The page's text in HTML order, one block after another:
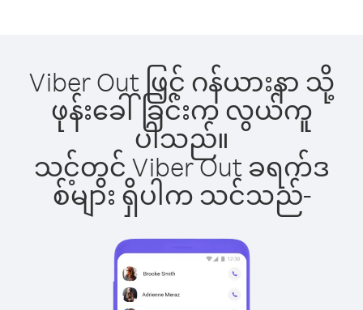
Viber Out ဖြင့် ဂန်ယားနာ သို့
ဖုန်းခေါ်ခြင်းက လွယ်ကူ
ပါသည်။
သင့်တွင် Viber Out ခရက်ဒ
စ်များ ရှိပါက သင်သည်-